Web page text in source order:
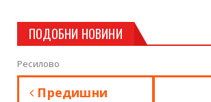
ПОДОБНИ НОВИНИ
Ресилово
Предишни